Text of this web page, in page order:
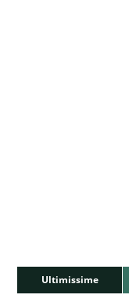
Ultimissime